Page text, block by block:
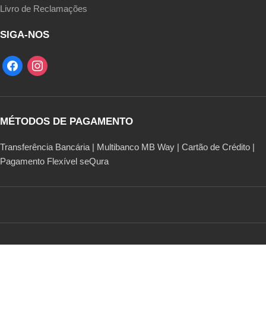
Livro de Reclamações
SIGA-NOS
MÉTODOS DE PAGAMENTO
Transferência Bancária | Multibanco MB Way | Cartão de Crédito |
Pagamento Flexível seQura